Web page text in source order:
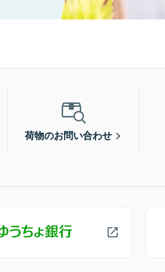
荷物のお問い合わせ